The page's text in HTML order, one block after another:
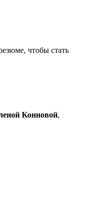
чтобы стать
Конновой,